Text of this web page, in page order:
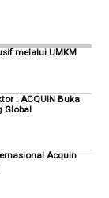
melalui UMKM
: ACQUIN Buka
Global
Acquin